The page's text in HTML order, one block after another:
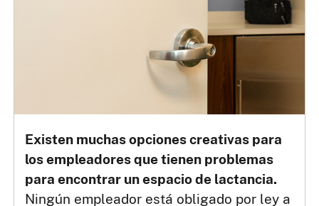
Existen muchas opciones creativas para
los empleadores que tienen problemas
para encontrar un espacio de lactancia.
Ningún empleador está obligado por ley a